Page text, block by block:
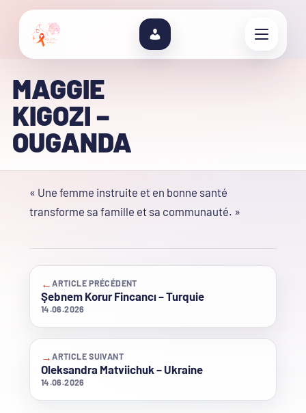
MAGGIE
KIGOZI –
OUGANDA
« Une femme instruite et en bonne santé
transforme sa famille et sa communauté. »
←ARTICLE PRÉCÉDENT
Şebnem Korur Fincancı – Turquie
14.06.2026
→ARTICLE SUIVANT
Oleksandra Matviichuk – Ukraine
14.06.2026